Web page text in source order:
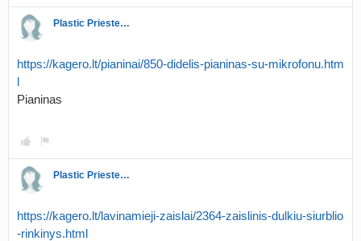
Plastic Priestess
https://kagero.lt/pianinai/850-didelis-pianinas-su-mikrofonu.htm
l
Pianinas
Plastic Priestess
https://kagero.lt/lavinamieji-zaislai/2364-zaislinis-dulkiu-siurblio
-rinkinys.html